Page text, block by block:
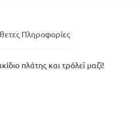
Πληροφορίες
πλάτης και τρόλεϊ μαζί!